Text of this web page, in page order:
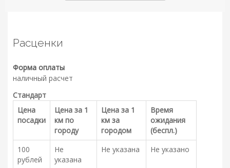
Расценки
Форма оплаты
наличный расчет
Стандарт
Цена
посадки
Цена за 1
км по
городу
Цена за 1
км за
городом
Время
ожидания
(беспл.)
100
рублей
Не
указана
Не указана Не указано